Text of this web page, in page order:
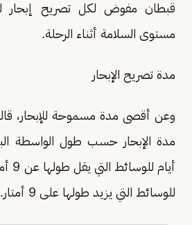
قبطان مفوض لكل تصريح إبحار
مستوى السلامة أثناء الرحلة.
مدة تصريح الإبحار
وعن أقصى مدة مسموحة للإبحار،
للوسائط التي يزيد طولها على 9 أمتار.